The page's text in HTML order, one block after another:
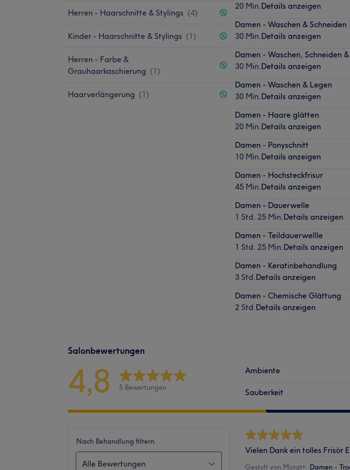
Herren - Haarschnitte & Stylings (4)
Kinder - Haarschnitte & Stylings (1)
Herren - Farbe &
Grauhaarkaschierung (1)
Haarverlängerung (1)
20 Min.Details anzeigen
Damen - Waschen & Schneiden
30 Min.Details anzeigen
Damen - Waschen, Schneiden
30 Min.Details anzeigen
Damen - Waschen & Legen
30 Min.Details anzeigen
Damen - Haare glätten
20 Min.Details anzeigen
Damen - Ponyschnitt
10 Min.Details anzeigen
Damen - Hochsteckfrisur
45 Min.Details anzeigen
Damen - Dauerwelle
1 Std. 25 Min.Details anzeigen
Damen - Teildauerwellle
1 Std. 25 Min.Details anzeigen
Damen - Keratinbehandlung
3 Std.Details anzeigen
Damen - Chemische Glättung
2 Std.Details anzeigen
Salonbewertungen
4,8 5 Bewertungen
Ambiente
Sauberkeit
Nach Behandlung filtern
Alle Bewertungen
Vielen Dank ein tolles Frisör
Gestylt von Murat• Damen -